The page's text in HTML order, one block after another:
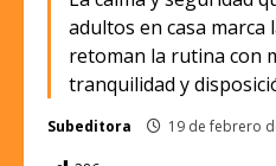
adultos en casa marca
retoman la rutina con
tranquilidad y
Subeditora 19 de febrero